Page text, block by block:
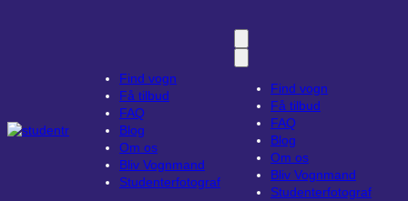
Find vogn
Få tilbud
FAQ
Blog
Om os
Bliv Vognmand
Studenterfotograf
Find vogn
Få tilbud
FAQ
Blog
Om os
Bliv Vognmand
Studenterfotograf